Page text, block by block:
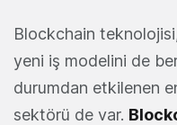
Blockchain
yeni iş modelini de
durumdan etkilenen
sektörü de var.